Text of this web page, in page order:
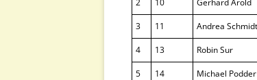
2 10 Gerhard Arold
3 11 Andrea Schmidt
4 13 Robin Sur
5 14 Michael Podder